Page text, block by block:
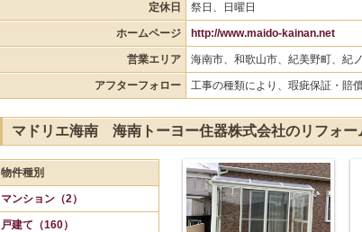
定休日 祭日、日曜日
ホームページ http://www.maido-kainan.net
営業エリア 海南市、和歌山市、紀美野町、紀
アフターフォロー 工事の種類により、瑕疵保証・賠
マドリエ海南 海南トーヨー住器株式会社のリフォー
物件種別
マンション（2）
戸建て（160）